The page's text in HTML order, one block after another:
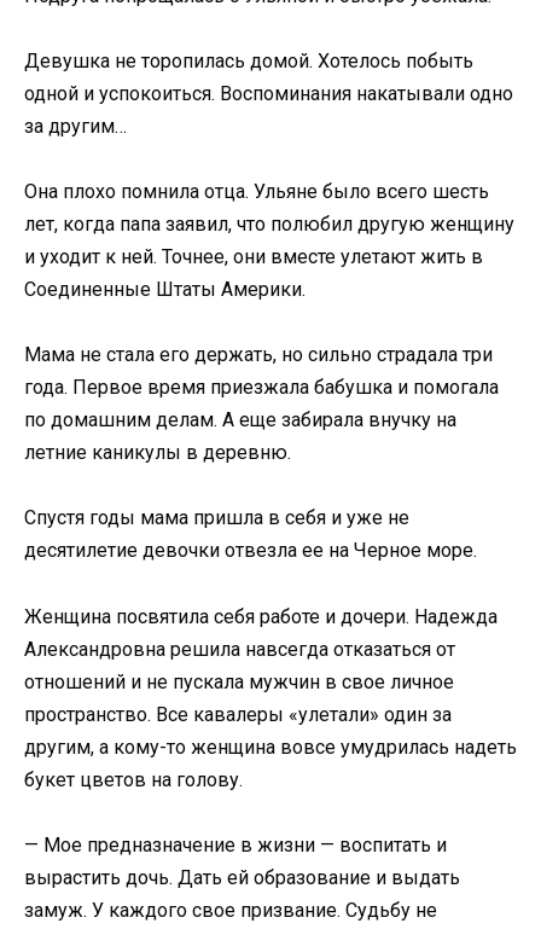
Девушка не торопилась домой. Хотелось побыть
одной и успокоиться. Воспоминания накатывали одно
за другим…
Она плохо помнила отца. Ульяне было всего шесть
лет, когда папа заявил, что полюбил другую женщину
и уходит к ней. Точнее, они вместе улетают жить в
Соединенные Штаты Америки.
Мама не стала его держать, но сильно страдала три
года. Первое время приезжала бабушка и помогала
по домашним делам. А еще забирала внучку на
летние каникулы в деревню.
Спустя годы мама пришла в себя и уже не
десятилетие девочки отвезла ее на Черное море.
Женщина посвятила себя работе и дочери. Надежда
Александровна решила навсегда отказаться от
отношений и не пускала мужчин в свое личное
пространство. Все кавалеры «улетали» один за
другим, а кому-то женщина вовсе умудрилась надеть
букет цветов на голову.
— Мое предназначение в жизни — воспитать и
вырастить дочь. Дать ей образование и выдать
замуж. У каждого свое призвание. Судьбу не